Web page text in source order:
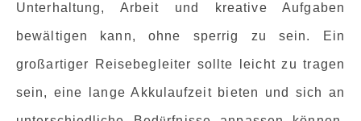
Unterhaltung, Arbeit und kreative Aufgaben
bewältigen kann, ohne sperrig zu sein. Ein
großartiger Reisebegleiter sollte leicht zu tragen
sein, eine lange Akkulaufzeit bieten und sich an